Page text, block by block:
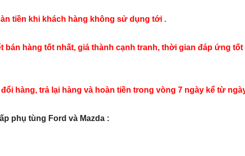
tiền khi khách hàng không sử dụng tới .
bán hàng tốt nhất, giá thành cạnh tranh, thời gian đáp ứng
hàng, trả lại hàng và hoàn tiền trong vòng 7 ngày kể từ
phụ tùng Ford và Mazda :